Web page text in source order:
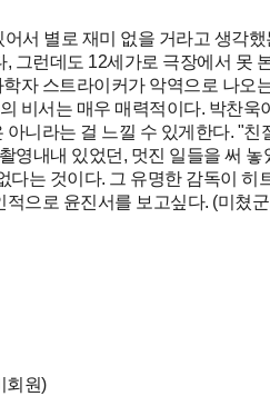
서 별로 재미 없을 거라고 생각
, 그런데도 12세가로 극장에서 못
자 스트라이커가 악역으로 나오
비서는 매우 매력적이다. 박찬
아니라는 걸 느낄 수 있게한다. "
영내내 있었던, 멋진 일들을 써
다는 것이다. 그 유명한 감독이 히
적으로 윤진서를 보고싶다. (미쳤
회원)